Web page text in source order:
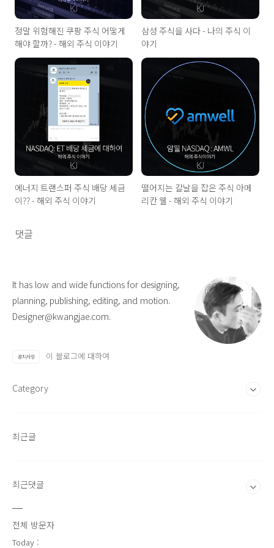
정말 위험해진 쿠팡 주식 어떻게
해야 할까? - 해외 주식 이야기
삼성 주식을 사다 - 나의 주식 이
야기
에너지 트랜스퍼 주식 배당 세금
이?? - 해외 주식 이야기
떨어지는 칼날을 잡은 주식 아메
리칸 웰 - 해외 주식 이야기
댓글
It has low and wide functions for designing,
planning, publishing, editing, and motion.
Designer@kwangjae.com.
공지사항 이 블로그에 대하여
Category
최근글
최근댓글
전체 방문자
Today :